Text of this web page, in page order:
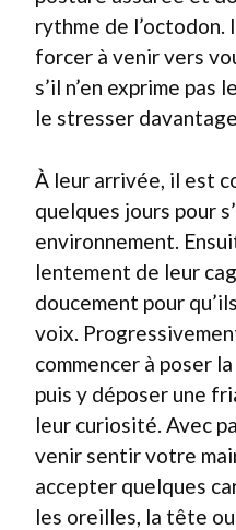
rythme de l’octodon.
forcer à venir vers
s’il n’en exprime pas
le stresser
À leur arrivée, il est
quelques jours pour
environnement.
lentement de leur
doucement pour
voix.
commencer à poser
puis y déposer une
leur curiosité. Avec
venir sentir votre
accepter quelques
les oreilles, la tête